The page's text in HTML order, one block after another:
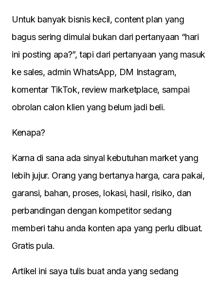
Untuk banyak bisnis kecil, content plan yang
bagus sering dimulai bukan dari pertanyaan “hari
ini posting apa?”, tapi dari pertanyaan yang masuk
ke sales, admin WhatsApp, DM Instagram,
komentar TikTok, review marketplace, sampai
obrolan calon klien yang belum jadi beli.
Kenapa?
Karna di sana ada sinyal kebutuhan market yang
lebih jujur. Orang yang bertanya harga, cara pakai,
garansi, bahan, proses, lokasi, hasil, risiko, dan
perbandingan dengan kompetitor sedang
memberi tahu anda konten apa yang perlu dibuat.
Gratis pula.
Artikel ini saya tulis buat anda yang sedang